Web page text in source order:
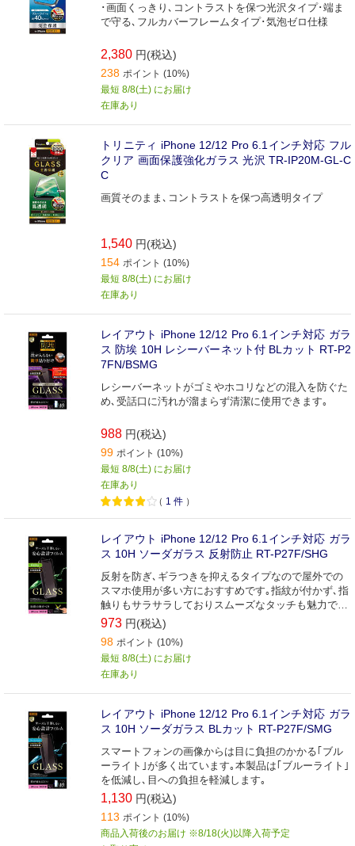
･画面くっきり､コントラストを保つ光沢タイプ･端ま
で守る､フルカバーフレームタイプ･気泡ゼロ仕様
2,380 円(税込)
238 ポイント (10%)
最短 8/8(土) にお届け
在庫あり
トリニティ iPhone 12/12 Pro 6.1インチ対応 フル
クリア 画面保護強化ガラス 光沢 TR-IP20M-GL-C
C
画質そのまま､コントラストを保つ高透明タイプ
1,540 円(税込)
154 ポイント (10%)
最短 8/8(土) にお届け
在庫あり
レイアウト iPhone 12/12 Pro 6.1インチ対応 ガラ
ス 防埃 10H レシーバーネット付 BLカット RT-P2
7FN/BSMG
レシーバーネットがゴミやホコリなどの混入を防ぐた
め､受話口に汚れが溜まらず清潔に使用できます｡
988 円(税込)
99 ポイント (10%)
最短 8/8(土) にお届け
在庫あり
（ 1 件 ）
レイアウト iPhone 12/12 Pro 6.1インチ対応 ガラ
ス 10H ソーダガラス 反射防止 RT-P27F/SHG
反射を防ぎ､ギラつきを抑えるタイプなので屋外での
スマホ使用が多い方におすすめです｡指紋が付かず､指
触りもサラサラしておりスムーズなタッチも魅力で
す｡
973 円(税込)
98 ポイント (10%)
最短 8/8(土) にお届け
在庫あり
レイアウト iPhone 12/12 Pro 6.1インチ対応 ガラ
ス 10H ソーダガラス BLカット RT-P27F/SMG
スマートフォンの画像からは目に負担のかかる｢ブル
ーライト｣が多く出ています｡本製品は｢ブルーライト｣
を低減し､目への負担を軽減します｡
1,130 円(税込)
113 ポイント (10%)
商品入荷後のお届け ※8/18(火)以降入荷予定